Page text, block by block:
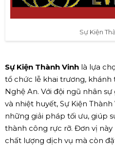
Sự Kiện
Sự Kiện Thành Vinh là lựa
tổ chức lễ khai trương,
Nghệ An. Với đội ngũ nhân
và nhiệt huyết, Sự Kiện
những giải pháp tối ưu, giúp
thành công rực rỡ. Đơn vị
chất lượng dịch vụ mà còn